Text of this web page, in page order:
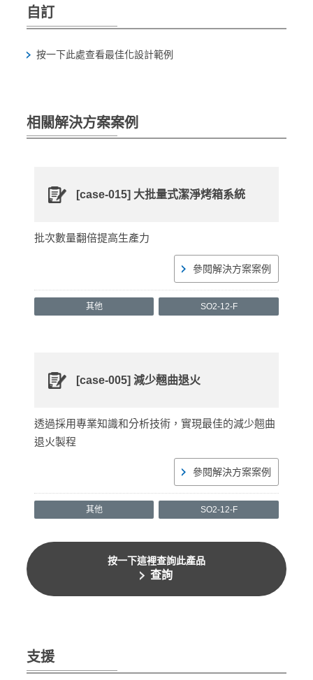
自訂
按一下此處查看最佳化設計範例
相關解決方案案例
[case-015] 大批量式潔淨烤箱系統
批次數量翻倍提高生產力
參閱解決方案案例
其他 SO2-12-F
[case-005] 減少翹曲退火
透過採用專業知識和分析技術，實現最佳的減少翹曲
退火製程
參閱解決方案案例
其他 SO2-12-F
按一下這裡查詢此產品
查詢
支援